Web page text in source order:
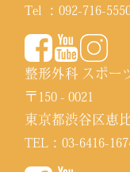
Tel ：092-716-
整形外科 スポー
〒150 - 0021
東京都渋谷区恵
TEL：03-6416-